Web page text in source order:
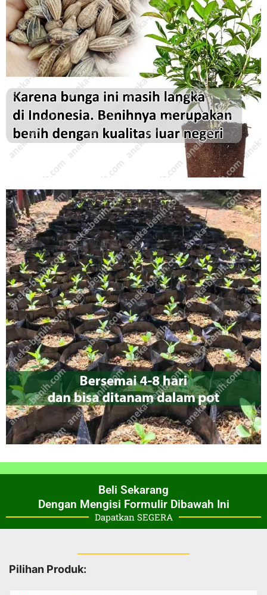
Beli Sekarang
Dengan Mengisi Formulir Dibawah Ini
Dapatkan SEGERA
Pilihan Produk: